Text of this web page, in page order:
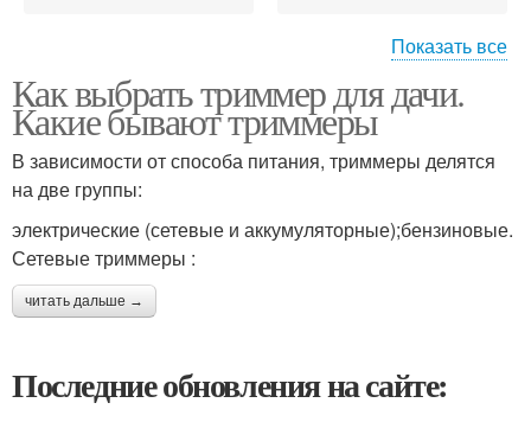
Аккумуляторный
триммер
Показать все
Как выбрать триммер для дачи.
Какие бывают триммеры
В зависимости от способа питания, триммеры делятся
на две группы:
электрические (сетевые и аккумуляторные);бензиновые.
Сетевые триммеры :
читать дальше →
Последние обновления на сайте: